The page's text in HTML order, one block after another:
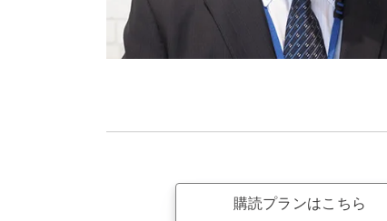
購読プランはこちら